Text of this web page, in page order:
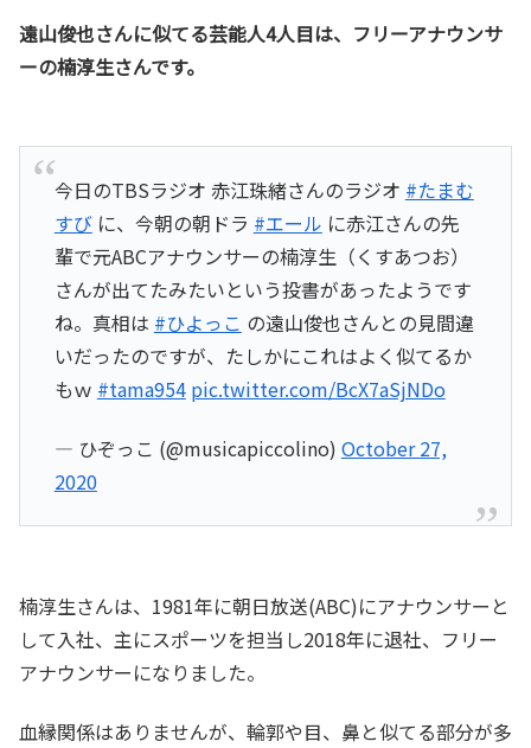
遠山俊也さんに似てる芸能人4人目は、フリーアナウンサ
ーの楠淳生さんです。
今日のTBSラジオ 赤江珠緒さんのラジオ #たまむ
すび に、今朝の朝ドラ #エール に赤江さんの先
輩で元ABCアナウンサーの楠淳生（くすあつお）
さんが出てたみたいという投書があったようです
ね。真相は #ひよっこ の遠山俊也さんとの見間違
いだったのですが、たしかにこれはよく似てるか
もｗ #tama954 pic.twitter.com/BcX7aSjNDo
— ひぞっこ (@musicapiccolino) October 27,
2020
楠淳生さんは、1981年に朝日放送(ABC)にアナウンサーと
して入社、主にスポーツを担当し2018年に退社、フリー
アナウンサーになりました。
血縁関係はありませんが、輪郭や目、鼻と似てる部分が多